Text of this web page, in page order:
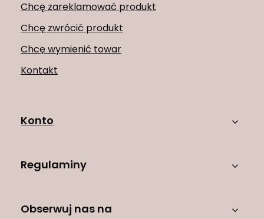
Chcę zareklamować produkt
Chcę zwrócić produkt
Chcę wymienić towar
Kontakt
Konto
Regulaminy
Obserwuj nas na